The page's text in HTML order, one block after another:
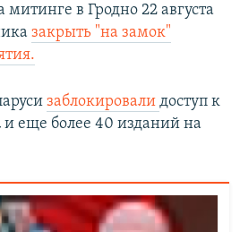
в Гродно 22 августа
закрыть "на замок"
заблокировали доступ к
и еще более 40 изданий на